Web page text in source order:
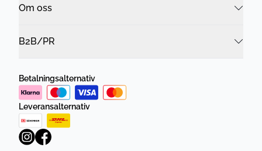
Om oss
B2B/PR
Betalningsalternativ
Leveransalternativ